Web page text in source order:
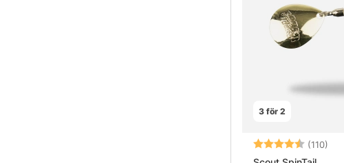
3 för 2
Betyg: (110)